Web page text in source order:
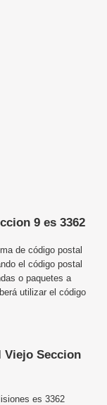
9 es 3362
de código postal
el código postal
o paquetes a
utilizar el código
Viejo Seccion
es 3362